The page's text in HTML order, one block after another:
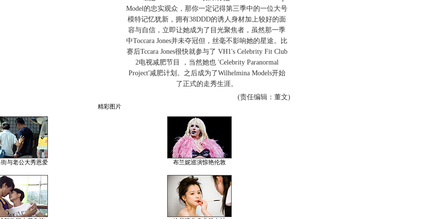
Model的忠实观众，那你一定记得第三季中的一位大号
模特记忆犹新，拥有38DDD的诱人身材加上较好的面
容与自信，立即让她成为了目光聚焦者，虽然那一季
中Toccara Jones并未夺冠但，丝毫不影响她的星途。比
赛后Tccara Jones很快就参与了 VH1's Celebrity Fit Club
2电视减肥节目 ，当然她也 'Celebrity Paranormal
Project'减肥计划。之后成为了Wilhelmina Models开始
了正式的走秀生涯。
(责任编辑：董文)
精彩图片
与老公大秀恩爱 布兰妮巡演惊艳伦敦